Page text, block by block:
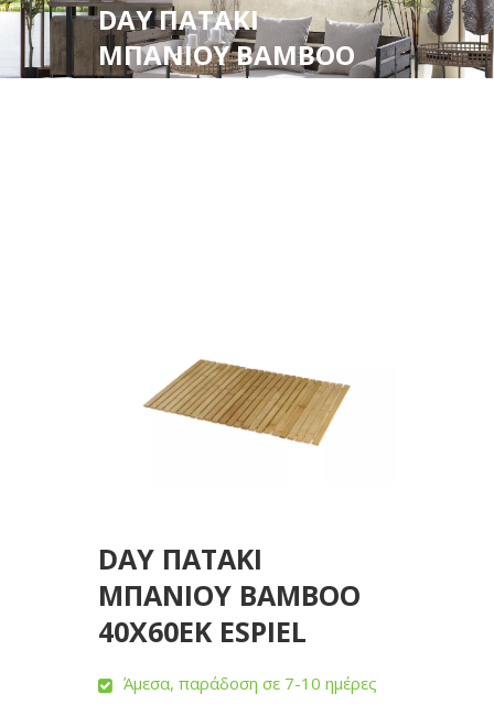
DAY ΠΑΤΑΚΙ
ΜΠΑΝΙΟΥ BAMBOO
40Χ60ΕΚ
DAY ΠΑΤΑΚΙ
ΜΠΑΝΙΟΥ BAMBOO
40Χ60ΕΚ ESPIEL
Άμεσα, παράδοση σε 7-10 ημέρες